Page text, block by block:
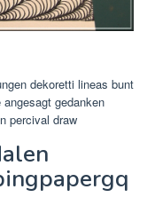
dekoretti lineas bunt
gedanken
percival draw